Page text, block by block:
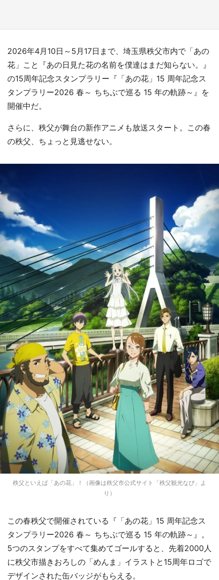
2026年4月10日～5月17日まで、埼玉県秩父市内で「あの
花」こと『あの日見た花の名前を僕達はまだ知らない。』
の15周年記念スタンプラリー『「あの花」15 周年記念ス
タンプラリー2026 春～ ちちぶで巡る 15 年の軌跡～』を
開催中だ。
さらに、秩父が舞台の新作アニメも放送スタート。この春
の秩父、ちょっと見逃せない。
秩父といえば「あの花」！（画像は秩父市公式サイト「秩父観光なび」よ
り）
この春秩父で開催されている『「あの花」15 周年記念ス
タンプラリー2026 春～ ちちぶで巡る 15 年の軌跡～』。
5つのスタンプをすべて集めてゴールすると、先着2000人
に秩父市描きおろしの「めんま」イラストと15周年ロゴで
デザインされた缶バッジがもらえる。